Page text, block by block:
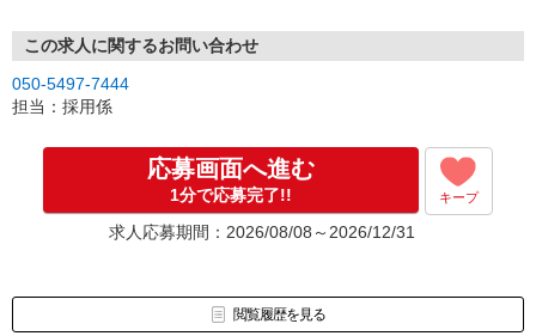
この求人に関するお問い合わせ
050-5497-7444
担当：採用係
応募画面へ進む
1分で応募完了!! キープ
求人応募期間：2026/08/08～2026/12/31
閲覧履歴を見る